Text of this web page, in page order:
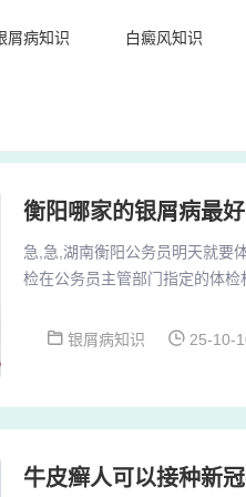
屑病知识 白癜风知识
衡阳哪家的银屑病最
急,急,湖南衡阳公务员明天就要
检在公务员主管部门指定的体检
条件。对于公务员体检而言，
银屑病知识 25-10-
牛皮癣人可以接种新